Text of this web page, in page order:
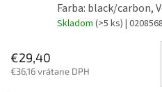
Farba: black/carbon,
Skladom (>5 ks) |
€29,40
€36,16 vrátane DPH